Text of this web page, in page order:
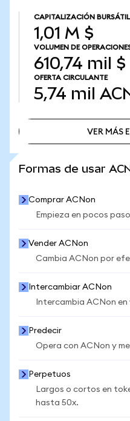
CAPITALIZACIÓN BURSÁTIL
1,01 M $
VOLUMEN DE
610,74 mil $
OFERTA CIRCULANTE
5,74 mil
VER MÁS
Formas de usar
Comprar ACNon
Empieza en pocos
Vender ACNon
Cambia ACNon por
Intercambiar ACNon
Intercambia ACNon
Predecir
Opera con ACNon y
Perpetuos
Largos o cortos en
hasta 50x.